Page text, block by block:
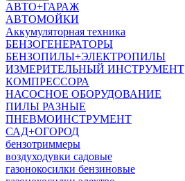
АВТО+ГАРАЖ
АВТОМОЙКИ
Аккумуляторная техника
БЕНЗОГЕНЕРАТОРЫ
БЕНЗОПИЛЫ+ЭЛЕКТРОПИЛЫ
ИЗМЕРИТЕЛЬНЫЙ ИНСТРУМЕНТ
КОМПРЕССОРА
НАСОСНОЕ ОБОРУДОВАНИЕ
ПИЛЫ РАЗНЫЕ
ПНЕВМОИНСТРУМЕНТ
САД+ОГОРОД
бензотриммеры
воздуходувки садовые
газонокосилки бензиновые